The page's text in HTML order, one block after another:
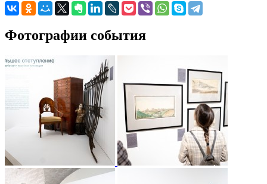
Фотографии события